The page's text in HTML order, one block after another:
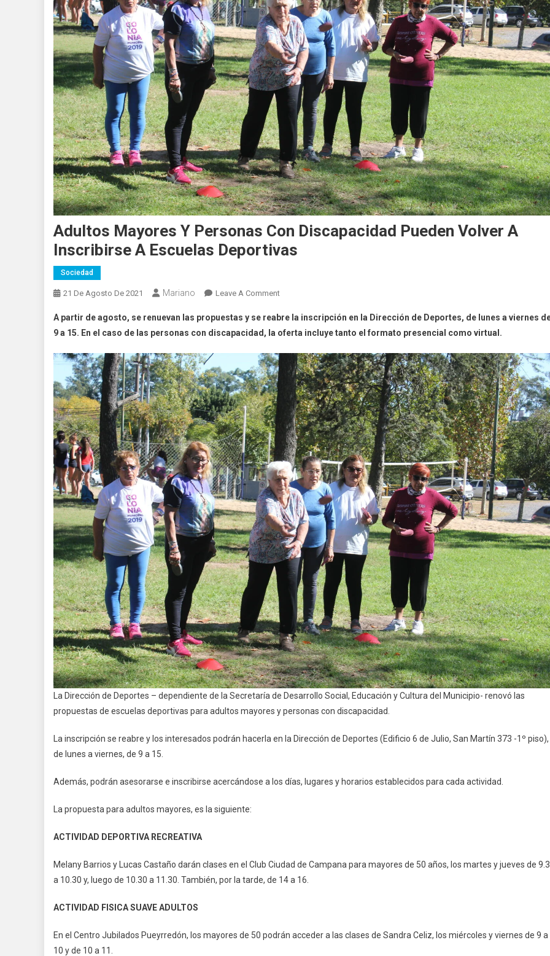
Adultos Mayores Y Personas Con Discapacidad Pueden Volver A
Inscribirse A Escuelas Deportivas
Sociedad
21 De Agosto De 2021 Mariano Leave A CommentOn
Mayores
Y
Discapacidad
Pueden
Volver
Inscribirse
Escuelas
Deportivas
A partir de agosto, se renuevan las propuestas y se reabre la inscripción en la Dirección de Deportes, de lunes a viernes
9 a 15. En el caso de las personas con discapacidad, la oferta incluye tanto el formato presencial como virtual.
La Dirección de Deportes – dependiente de la Secretaría de Desarrollo Social, Educación y Cultura del Municipio- renovó las
propuestas de escuelas deportivas para adultos mayores y personas con discapacidad.
La inscripción se reabre y los interesados podrán hacerla en la Dirección de Deportes (Edificio 6 de Julio, San Martín 373 -1º piso),
de lunes a viernes, de 9 a 15.
Además, podrán asesorarse e inscribirse acercándose a los días, lugares y horarios establecidos para cada actividad.
La propuesta para adultos mayores, es la siguiente:
ACTIVIDAD DEPORTIVA RECREATIVA
Melany Barrios y Lucas Castaño darán clases en el Club Ciudad de Campana para mayores de 50 años, los martes y jueves de
a 10.30 y, luego de 10.30 a 11.30. También, por la tarde, de 14 a 16.
ACTIVIDAD FISICA SUAVE ADULTOS
En el Centro Jubilados Pueyrredón, los mayores de 50 podrán acceder a las clases de Sandra Celiz, los miércoles y viernes de 9 a
10 y de 10 a 11.